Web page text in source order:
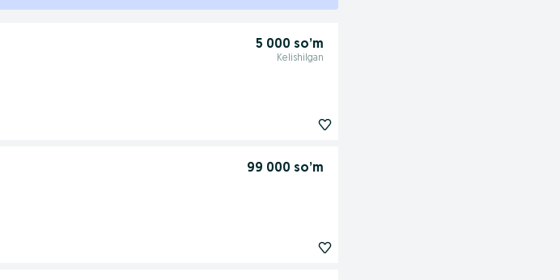
5 000 so’m
Kelishilgan
99 000 so’m